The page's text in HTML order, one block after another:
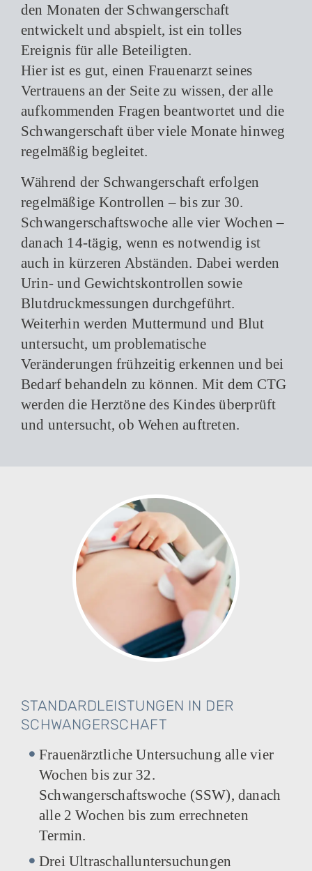
den Monaten der Schwangerschaft
entwickelt und abspielt, ist ein tolles
Ereignis für alle Beteiligten.
Hier ist es gut, einen Frauenarzt seines
Vertrauens an der Seite zu wissen, der alle
aufkommenden Fragen beantwortet und die
Schwangerschaft über viele Monate hinweg
regelmäßig begleitet.
Während der Schwangerschaft erfolgen
regelmäßige Kontrollen – bis zur 30.
Schwangerschaftswoche alle vier Wochen –
danach 14-tägig, wenn es notwendig ist
auch in kürzeren Abständen. Dabei werden
Urin- und Gewichtskontrollen sowie
Blutdruckmessungen durchgeführt.
Weiterhin werden Muttermund und Blut
untersucht, um problematische
Veränderungen frühzeitig erkennen und bei
Bedarf behandeln zu können. Mit dem CTG
werden die Herztöne des Kindes überprüft
und untersucht, ob Wehen auftreten.
STANDARDLEISTUNGEN IN DER
SCHWANGERSCHAFT
Frauenärztliche Untersuchung alle vier
Wochen bis zur 32.
Schwangerschaftswoche (SSW), danach
alle 2 Wochen bis zum errechneten
Termin.
Drei Ultraschalluntersuchungen